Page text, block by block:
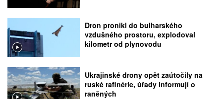
Dron pronikl do bulharského
vzdušného prostoru, explodoval
kilometr od plynovodu
Ukrajinské drony opět zaútočily na
ruské rafinérie, úřady informují o
raněných